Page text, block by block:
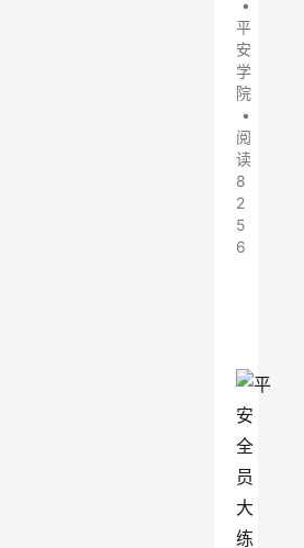
•
平
安
学
院
•
阅
读
8
2
5
6